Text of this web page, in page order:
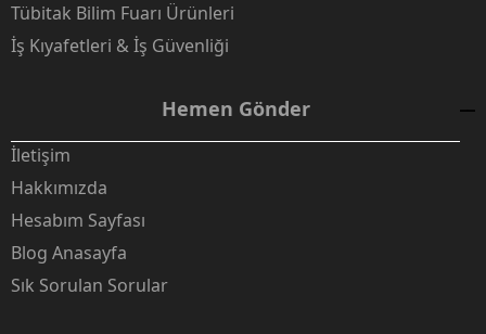
Tübitak Bilim Fuarı Ürünleri
İş Kıyafetleri & İş Güvenliği
Hemen Gönder
İletişim
Hakkımızda
Hesabım Sayfası
Blog Anasayfa
Sık Sorulan Sorular